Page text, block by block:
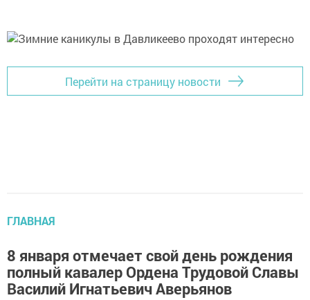
Перейти на страницу новости
ГЛАВНАЯ
8 января отмечает свой день рождения
полный кавалер Ордена Трудовой Славы
Василий Игнатьевич Аверьянов